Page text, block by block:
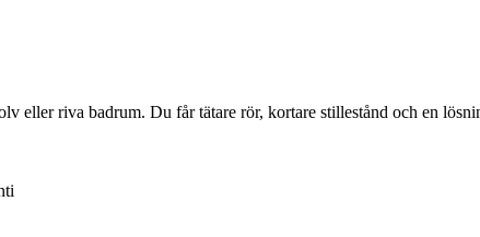
eller riva badrum. Du får tätare rör, kortare stillestånd och en